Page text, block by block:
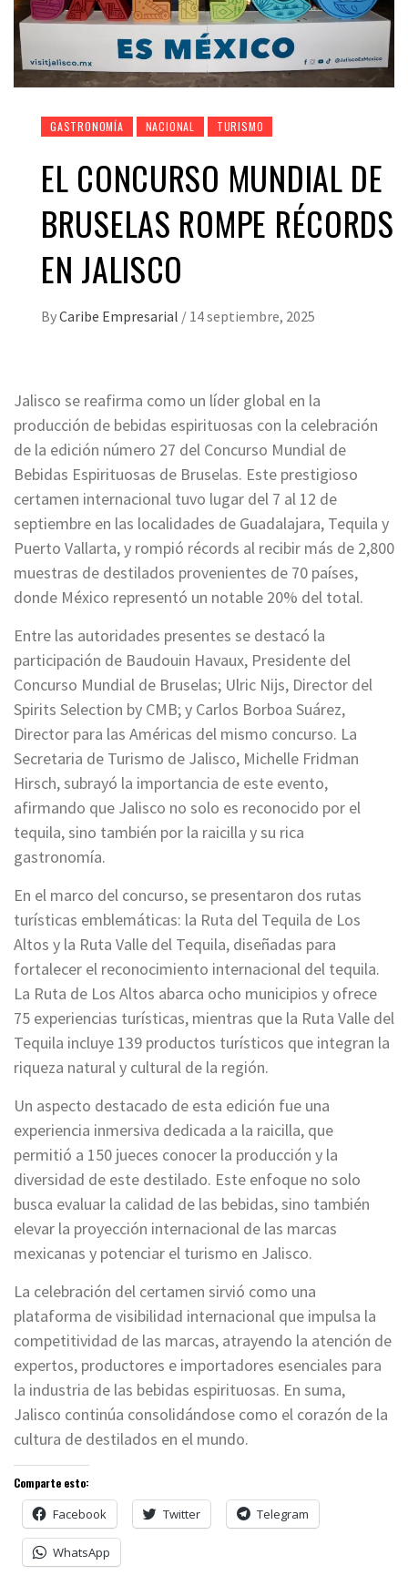
GASTRONOMÍA NACIONAL TURISMO
EL CONCURSO MUNDIAL DE
BRUSELAS ROMPE RÉCORDS
EN JALISCO
ByCaribe Empresarial / 14 septiembre, 2025
Jalisco se reafirma como un líder global en la
producción de bebidas espirituosas con la celebración
de la edición número 27 del Concurso Mundial de
Bebidas Espirituosas de Bruselas. Este prestigioso
certamen internacional tuvo lugar del 7 al 12 de
septiembre en las localidades de Guadalajara, Tequila y
Puerto Vallarta, y rompió récords al recibir más de 2,800
muestras de destilados provenientes de 70 países,
donde México representó un notable 20% del total.
Entre las autoridades presentes se destacó la
participación de Baudouin Havaux, Presidente del
Concurso Mundial de Bruselas; Ulric Nijs, Director del
Spirits Selection by CMB; y Carlos Borboa Suárez,
Director para las Américas del mismo concurso. La
Secretaria de Turismo de Jalisco, Michelle Fridman
Hirsch, subrayó la importancia de este evento,
afirmando que Jalisco no solo es reconocido por el
tequila, sino también por la raicilla y su rica
gastronomía.
En el marco del concurso, se presentaron dos rutas
turísticas emblemáticas: la Ruta del Tequila de Los
Altos y la Ruta Valle del Tequila, diseñadas para
fortalecer el reconocimiento internacional del tequila.
La Ruta de Los Altos abarca ocho municipios y ofrece
75 experiencias turísticas, mientras que la Ruta Valle del
Tequila incluye 139 productos turísticos que integran la
riqueza natural y cultural de la región.
Un aspecto destacado de esta edición fue una
experiencia inmersiva dedicada a la raicilla, que
permitió a 150 jueces conocer la producción y la
diversidad de este destilado. Este enfoque no solo
busca evaluar la calidad de las bebidas, sino también
elevar la proyección internacional de las marcas
mexicanas y potenciar el turismo en Jalisco.
La celebración del certamen sirvió como una
plataforma de visibilidad internacional que impulsa la
competitividad de las marcas, atrayendo la atención de
expertos, productores e importadores esenciales para
la industria de las bebidas espirituosas. En suma,
Jalisco continúa consolidándose como el corazón de la
cultura de destilados en el mundo.
Comparte esto:
Facebook Twitter Telegram
WhatsApp